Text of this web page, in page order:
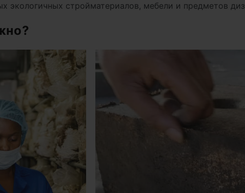
экологичных стройматериалов, мебели и предметов